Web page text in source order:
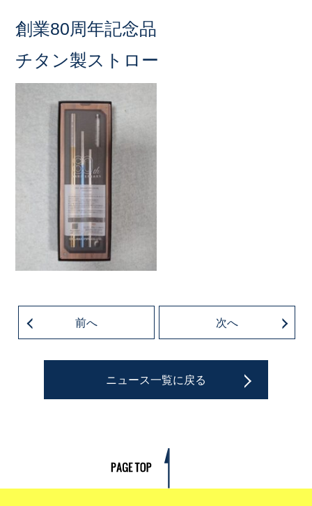
創業80周年記念品
チタン製ストロー
前へ 次へ
ニュース一覧に戻る